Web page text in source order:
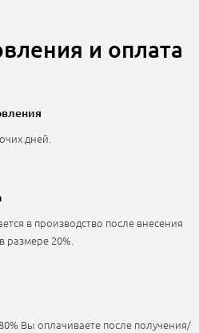
и оплата
дней.
в производство после внесения
размере 20%.
Вы оплачиваете после получения/